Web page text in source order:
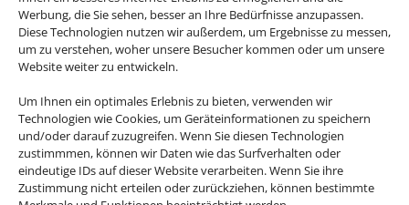
Werbung, die Sie sehen, besser an Ihre Bedürfnisse anzupassen.
Diese Technologien nutzen wir außerdem, um Ergebnisse zu messen,
um zu verstehen, woher unsere Besucher kommen oder um unsere
Website weiter zu entwickeln.
Um Ihnen ein optimales Erlebnis zu bieten, verwenden wir
Technologien wie Cookies, um Geräteinformationen zu speichern
und/oder darauf zuzugreifen. Wenn Sie diesen Technologien
zustimmmen, können wir Daten wie das Surfverhalten oder
eindeutige IDs auf dieser Website verarbeiten. Wenn Sie ihre
Zustimmung nicht erteilen oder zurückziehen, können bestimmte
Kempten. Bayerisch-Schwaben ragt nach Bayern hinein vom
Nördlinger Ries über die Flusstäler rund um die Donau bis ins
Voralpenland im Süden. Wichtigste Stadt ist die Fuggerstadt